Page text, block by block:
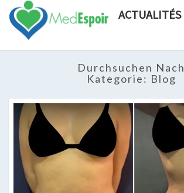
ACTUALITÉS
Durchsuchen Nach
Kategorie: Blog